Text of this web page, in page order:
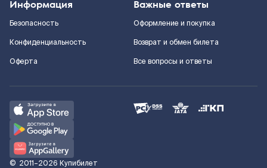
Информация
Безопасность
Конфиденциальность
Оферта
Важные ответы
Оформление и покупка
Возврат и обмен билета
Все вопросы и ответы
© 2011–2026 Купибилет